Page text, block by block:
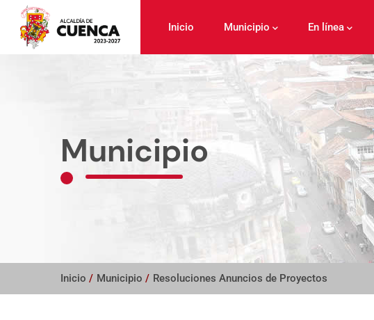
contenido
principal
Inicio Municipio En línea
Municipio
Inicio / Municipio / Resoluciones Anuncios de Proyectos